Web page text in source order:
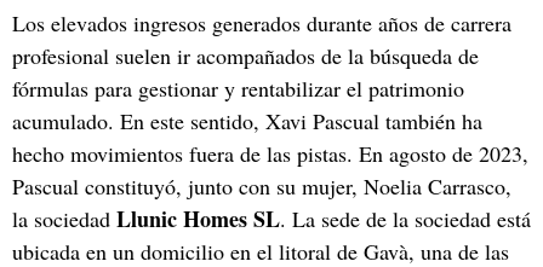
Los elevados ingresos generados durante años de carrera
profesional suelen ir acompañados de la búsqueda de
fórmulas para gestionar y rentabilizar el patrimonio
acumulado. En este sentido, Xavi Pascual también ha
hecho movimientos fuera de las pistas. En agosto de 2023,
Pascual constituyó, junto con su mujer, Noelia Carrasco,
la sociedad Llunic Homes SL. La sede de la sociedad está
ubicada en un domicilio en el litoral de Gavà, una de las